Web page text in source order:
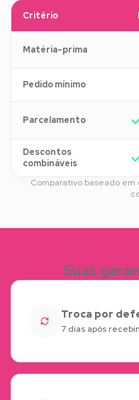
Critério
Matéria-prima
Pedido mínimo
Parcelamento
Descontos
combináveis
Comparativo baseado
Suas
Troca por
7 dias após